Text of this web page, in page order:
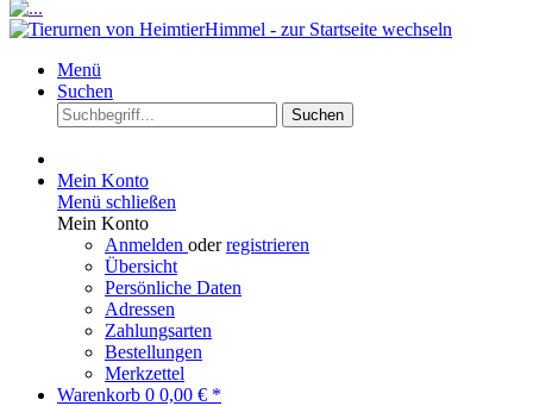
Menü
Suchen
Suchen
Mein Konto
Menü schließen
Mein Konto
Anmelden oderregistrieren
Übersicht
Persönliche Daten
Adressen
Zahlungsarten
Bestellungen
Merkzettel
Warenkorb 0 0,00 € *